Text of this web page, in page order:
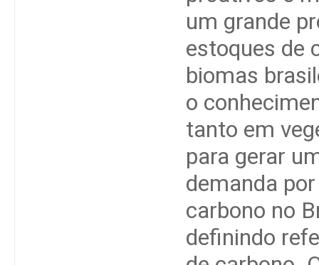
um grande
estoques de
biomas
o
tanto em
para gerar
demanda
carbono no
definindo